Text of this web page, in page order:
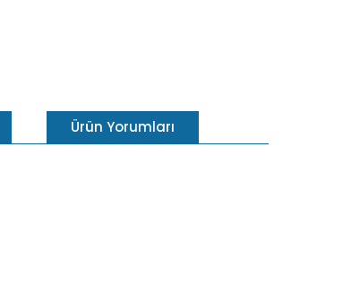
Ürün Yorumları